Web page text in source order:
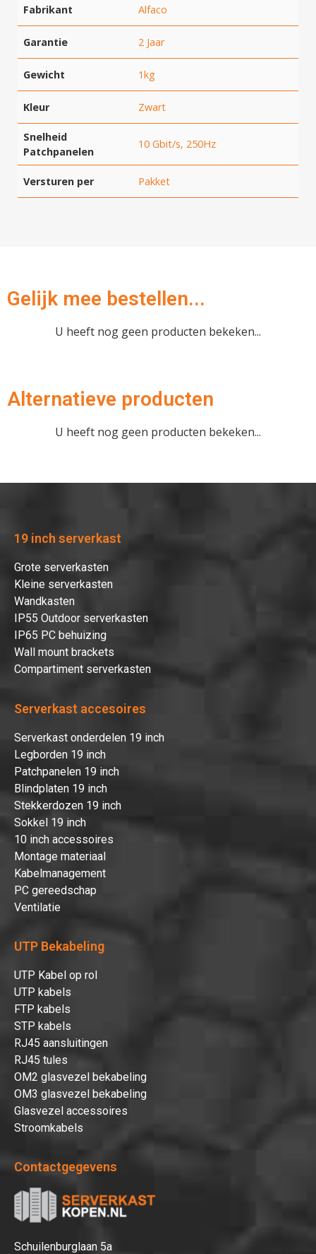
Fabrikant Alfaco
Garantie 2 Jaar
Gewicht 1kg
Kleur Zwart
Snelheid
Patchpanelen
10 Gbit/s, 250Hz
Versturen per Pakket
Gelijk mee bestellen...
U heeft nog geen producten bekeken...
Alternatieve producten
U heeft nog geen producten bekeken...
19 inch serverkast
Grote serverkasten
Kleine serverkasten
Wandkasten
IP55 Outdoor serverkasten
IP65 PC behuizing
Wall mount brackets
Compartiment serverkasten
Serverkast accesoires
Serverkast onderdelen 19 inch
Legborden 19 inch
Patchpanelen 19 inch
Blindplaten 19 inch
Stekkerdozen 19 inch
Sokkel 19 inch
10 inch accessoires
Montage materiaal
Kabelmanagement
PC gereedschap
Ventilatie
UTP Bekabeling
UTP Kabel op rol
UTP kabels
FTP kabels
STP kabels
RJ45 aansluitingen
RJ45 tules
OM2 glasvezel bekabeling
OM3 glasvezel bekabeling
Glasvezel accessoires
Stroomkabels
Contactgegevens
Schuilenburglaan 5a
Dit product is succesvol toegevoegd
aan uw winkelwagen!
Verder winkelen
Afrekenen